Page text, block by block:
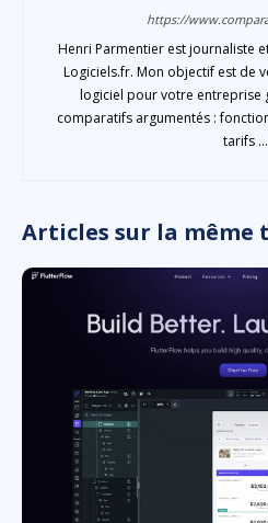
https://
Henri Parmentier est journaliste
Logiciels.fr. Mon objectif est de
logiciel pour votre entreprise
comparatifs argumentés :
tarifs ...
Articles sur la même